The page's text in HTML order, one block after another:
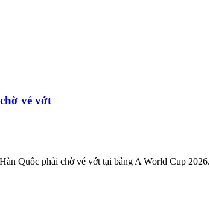
vé vớt
Quốc phải chờ vé vớt tại bảng A World Cup 2026.